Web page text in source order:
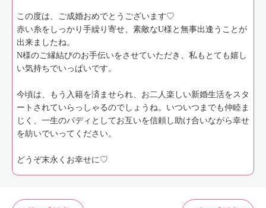
この度は、ご成婚おめでとうございます♡
赤い糸をしっかり手繰り寄せ、素敵なU様と無事出逢うことが
出来ましたね。
N様のご縁結びのお手伝いをさせていただき、私もとても嬉し
い気持ちでいっぱいです。
今頃は、もう入籍を済ませられ、お二人楽しい新婚生活をスタ
ートされていらっしゃるのでしょうね。いついつまでも仲睦ま
じく、一生のバディとしてお互いを信頼し助け合いながら幸せ
を紡いでいってください。
どうぞ末永くお幸せに♡